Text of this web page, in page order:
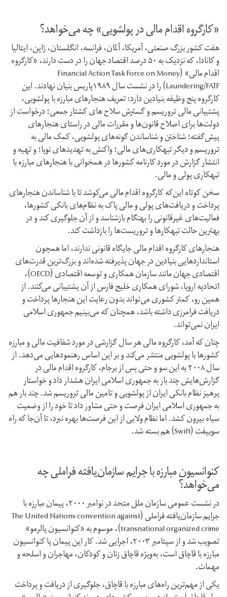
«کار‌گروه اقدام مالی در پولشویی» چه می‌خواهد‌؟
هفت کشور بزرگ صنعتی، آمریکا، آلمان، فرانسه، انگلستان، ژاپن، ایتالیا
و کانادا، که نزدیک به ۵۰ درصد اقتصاد جهان را در دست دارند، «کار‌گروه
اقدام مالی» (Financial Action Task Force on Money
Laundering/FATF) را در نشست سال ۱۹۸۹پاریس بنیان نهادند. این
کار‌گروه پنج وظیفه بنیادین دارد: تعریف هنجارهای مبارزه با پولشویی،‌
پشتیبانی مالی تروریسم و گسترش سلاح های کشتار جمعی؛ درخواست از
دولت‌ها برای اصلاح قانون‌ها و مقررات مالی در راستای هنجارهای
پیش‌گفته؛ شناختن و شناساندن گونه‌های پولشویی، کمک مالی به
تروریسم و دیگر تبهکاری‌های مالی؛ واکنش به تهدیدهای نوپا؛ و تهیه و
انتشار گزارش در مورد کارنامه کشورها در همخوانی با هنجارهای مبارزه با
تبهکاری پولی و مالی.
سخن کوتاه این‌که کارگروه اقدام مالی می‌کوشد تا با شناساندن هنجارهای
پرداخت و دریافت‌های پولی و مالی پاک به نظام‌های بانکی کشورها،
فعالیت‌های غیر‌قانونی را بهنگام باز‌شناسد و از آن جلوگیری کند و در
بهترین حالت تبهکارها و تروریست‌ها را بازداشت کند.
هنجارهای کارگروه اقدام مالی جایگاه قانونی ندارند، اما همچون
استانداردهایی بنیادین در جهان پذیرفته شده‌اند و بزرگ‌ترین قدرت‌های
اقتصادی جهان مانند سازمان همکاری و توسعه اقتصادی (OECD)،
اتحادیه اروپا، شورای همکاری خلیج فارس از آن پشتیبانی می‌کنند. از
همین رو، کمتر کشوری می‌تواند بدون رعایت این هنجارها پرداخت و
دریافت فرامرزی داشته باشد، همچنان که می‌بینیم جمهوری اسلامی
ایران نمی‌تواند.
چنان که آمد، کار‌گروه مالی هر سال گزارشی در مورد شفافیت مالی و مبارزه
کشورها با پولشویی منتشر می‌کند و بر این اساس رهنمودهایی می‌دهد. از
سال ۲۰۰۸ به این سو و حتی پس از برجام، کار‌گروه اقدام مالی در
گزارش‌هایش چند بار به جمهوری اسلامی ایران هشدار داد و خواستار
پرهیز نظام بانکی ایران از پولشویی و تامین مالی تروریسم شد. چند بار هم
به جمهوری اسلامی ایران فرصت و حتی مشاور داد تا خود را از وضعیت
سیاه بیرون کشد. اما نظام ولایی از این فرصت‌ها بهره نبرد، تا آن‌جا که راه
سوییفت (Swift) هم بسته شد.
کنوانسیون مبارزه با جرایم سازمان‌یافته فراملی چه
می‌خواهد؟
در نشست عمومی سازمان ملل متحد در نوامبر ۲۰۰۰، پیمان مبارزه با
جرایم سازمان‌یافته فراملی (The United Nations convention against
transnational organized crime)، موسوم به «کنوانسیون پالرمو»
تصویب شد و از سپتامبر ۲۰۰۳، اجرایی شد. کار این پیمان یا کنوانسیون
مبارزه با قاچاق است، به‌ویژه قاچاق زنان و کودکان، مهاجران و اسلحه و
مهمات.
یکی از مهم‌ترین راه‌های مبارزه با قاچاق، جلوگیری از دریافت و پرداخت